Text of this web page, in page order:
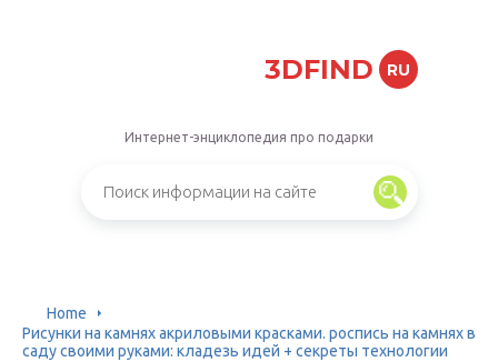
3DFIND RU
Интернет-энциклопедия про подарки
Home
Рисунки на камнях акриловыми красками. роспись на камнях в
саду своими руками: кладезь идей + секреты технологии